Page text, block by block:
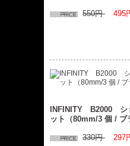
550円 495
INFINITY B2000 シ
ット（80mm/3 個 / ブ
330円 297